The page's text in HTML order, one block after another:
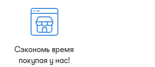
Сэкономь время
покупая у нас!